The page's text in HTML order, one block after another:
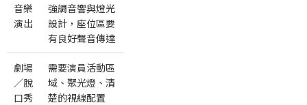
音樂
演出
強調音響與燈光
設計，座位區要
有良好聲音傳達
劇場
／脫
口秀
需要演員活動區
域、聚光燈、清
楚的視線配置